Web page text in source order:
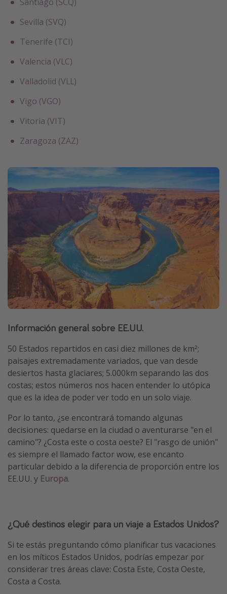
Sevilla (SVQ)
Tenerife (TCI)
Valencia (VLC)
Valladolid (VLL)
Vigo (VGO)
Vitoria (VIT)
Zaragoza (ZAZ)
Información general sobre EE.UU.
50 Estados repartidos en casi diez millones de km²;
paisajes extremadamente variados, que van desde
desiertos hasta glaciares; 5.000km separando las dos
costas; estos números nos hacen entender lo utópica
que es la idea de poder ver todo en un solo viaje.
Por lo tanto, ¿se encontrará tomando algunas
decisiones: quedarse en la ciudad o aventurarse "en el
camino"? ¿Costa este o costa oeste? El "rasgo de unión"
es siempre el llamado factor wow, ese encanto
particular debido a la diferencia de proporción entre los
EE.UU. y Europa.
¿Qué destinos elegir para un viaje a Estados Unidos?
Si te estás preguntando cómo planificar tus vacaciones
en los míticos Estados Unidos, podrías empezar por
considerar tres áreas clave: Costa Este, Costa Oeste,
Costa a Costa.